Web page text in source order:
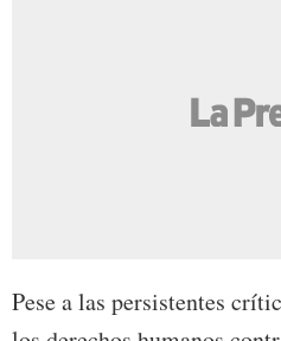
Pese a las persistentes